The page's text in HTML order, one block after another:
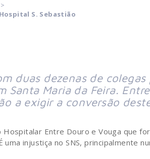
>
S. Sebastião
duas dezenas de
Santa Maria da Feira.
a exigir a conversão
Entre Douro e Vouga que
injustiça no SNS, principalmente